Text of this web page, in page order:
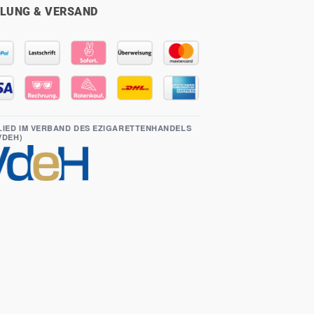
& VERSAND
IM VERBAND DES EZIGARETTENHANDELS